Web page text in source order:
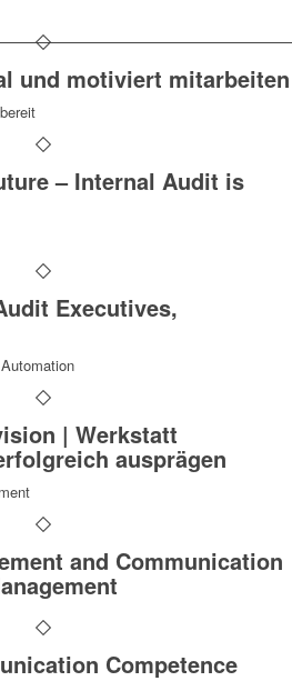
und motiviert mitarbeiten
– Internal Audit is
Executives,
| Werkstatt
ausprägen
and Communication
Competence